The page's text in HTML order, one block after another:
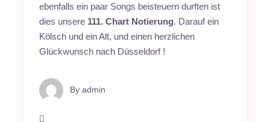
ebenfalls ein paar Songs beisteuern durften ist
dies unsere 111. Chart Notierung. Darauf ein
Kölsch und ein Alt, und einen herzlichen
Glückwunsch nach Düsseldorf !
By admin